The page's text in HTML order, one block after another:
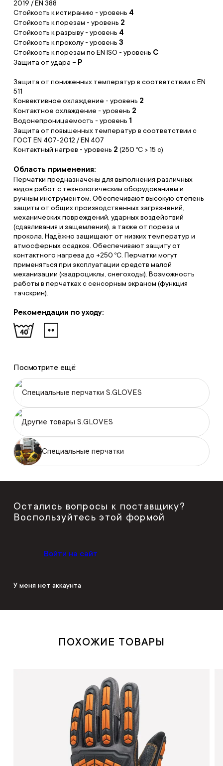
2019 / EN 388
Стойкость к истиранию - уровень 4
Стойкость к порезам - уровень 2
Стойкость к разрыву - уровень 4
Стойкость к проколу - уровень 3
Стойкость к порезам по EN ISO - уровень С
Защита от удара – Р
Защита от пониженных температур в соответствии с ЕN
511
Конвективное охлаждение - уровень 2
Контактное охлаждение - уровень 2
Водонепроницаемость - уровень 1
Защита от повышенных температур в соответствии с
ГОСТ EN 407-2012 / EN 407
Контактный нагрев - уровень 2 (250 ºС > 15 с)
Область применения:
Перчатки предназначены для выполнения различных
видов работ с технологическим оборудованием и
ручным инструментом. Обеспечивают высокую степень
защиты от общих производственных загрязнений,
механических повреждений, ударных воздействий
(сдавливания и защемления), а также от пореза и
прокола. Надёжно защищают от низких температур и
атмосферных осадков. Обеспечивают защиту от
контактного нагрева до +250 ºС. Перчатки могут
применяться при эксплуатации средств малой
механизации (квадроциклы, снегоходы). Возможность
работы в перчатках с сенсорным экраном (функция
тачскрин).
Рекомендации по уходу:
Посмотрите ещё:
Специальные перчатки S.GLOVES
Другие товары S.GLOVES
Специальные перчатки
Остались вопросы к поставщику?
Воспользуйтесь этой формой
Войти на сайт
У меня нет аккаунта
ПОХОЖИЕ ТОВАРЫ